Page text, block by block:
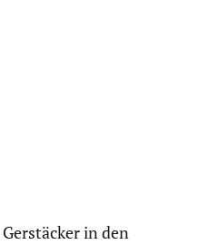
in den